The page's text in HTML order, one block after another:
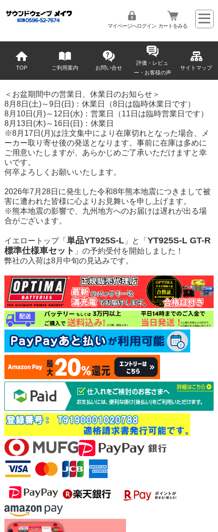
マイページへログイン カートをみる
TOP ご利用案内 お問い合せ
評価・レビュ
ー・お客様の声
サイトマップ
＜お盆期間中の営業日、休業日のお知らせ＞
8月8日(土)～9日(日)：休業日（8日は臨時休業日です）
8月10日(月)～12日(水)：営業日（11日は臨時営業日です）
8月13日(木)～16日(日)：休業日
※8月17日(月)は注文集中により在庫切れとなった場合、メ
ーカー取り寄せ後の発送となります。事前に在庫は多めに
ご用意いたしますが、あらかじめご了承いただけますと幸
いです。
何卒よろしくお願いいたします。
2026年7月28日に発生した令和8年熊本地震につきまして被
害に遭われた皆様に心よりお見舞いを申し上げます。
※熊本地震の影響で、九州地方へのお届けは遅れが出る場
合がございます。
イエロートップ「 単品YT925S-L」と「 YT925S-L GT-R
標準仕様車セット 」の予約受付を開始しました！
弊社の入荷は8月中旬の見込みです。